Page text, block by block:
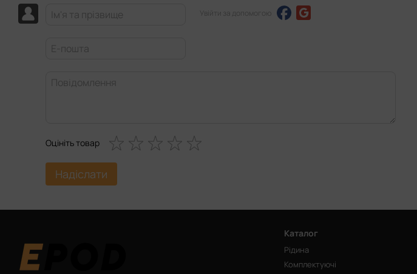
Увійти за допомогою
Оцініть товар
Надіслати
Каталог
Рідина
Комплектуючі